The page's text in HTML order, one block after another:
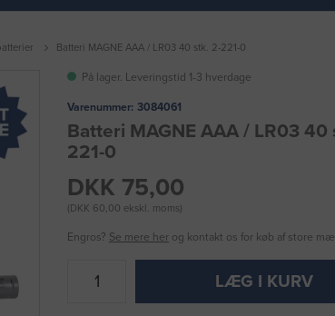
Batteri MAGNE AAA / LR03 40 stk. 2-221-0
På lager. Leveringstid 1-3 hverdage
Varenummer: 3084061
Batteri MAGNE AAA / LR03 40
221-0
DKK 75,00
(DKK 60,00 ekskl. moms)
Engros? Se mere her og kontakt os for køb af store
LÆG I KURV